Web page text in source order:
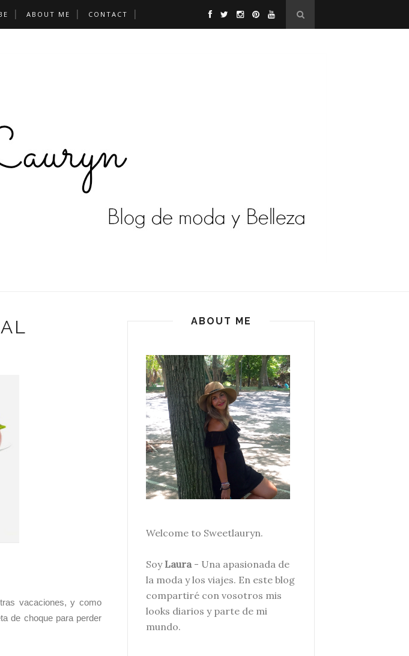
ABOUT ME CONTACT
vacaciones, y como
de choque para perder
ABOUT ME
Welcome to Sweetlauryn.
Soy Laura- Una apasionada de
la moda y los viajes. En este blog
compartiré con vosotros mis
looks diarios y parte de mi
mundo.